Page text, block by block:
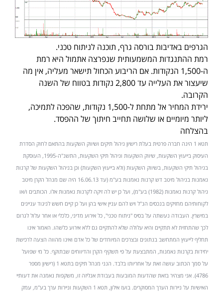
הגרפים באדיבות בורסה גרף, תוכנה לניתוח טכני.
רמת ההתנגדות המשמעותית שנפרצה אתמול היא רמת
ה-1,500 הנקודות. אם הריבוע הכחול תישאר מעליה, אין מה
שיעצור את העלייה עד 2,800 נקודות בטווח של השנה
הקרובה.
ירידת המחיר אל מתחת ל-1,500 נקודות, שהפכה לתמיכה,
ליותר מיומיים או שלושה תחייב חיתוך של ההפסד.
בהצלחה
תטא 1 הינה חברה פרטית בעלת רישיון ניהול תיקים ושיווק השקעות בהתאם לחוק הסדרת
העיסוק בייעוץ השקעות, שיווק השקעות וניהול תיקי השקעות, התשנ"ה-1995, העוסקת
בניהול תיקי השקעות, בשיווק השקעות (ולא בייעוץ השקעות) וכן בניהול השקעות של קרנות
נאמנות בניהול מיטב דש קרנות נאמנות בע"מ (עד 16.06.13 היה שם מנהל הקרן מיטב
ניהול קרנות נאמנות (1982) בע"מ), ועל כן יש לה זיקה לקרנות נאמנות אלו. הכותבים ו/או
לקוחותיהם מחזיקים בנכסים הנ"ל ויש להם עניין אישי בהן ועל כן קיים חשש לניגוד עניינים
במישרין. העבודה נעשתה על בסיס "ניתוח טכני", כל אירוע מדיני, כלכלי או אחר עלול לגרום
לכך שהתחזית לא תתקיים והיא עלולה שלא להתקיים גם ללא אירוע כלשהו. האמור אינו
תחליף לייעוץ המתחשב בנתונים ובצרכים המיוחדים של כל אדם ואינו מהווה הצעה לרכישת
יחידות בקרנות נאמנות, המתבצעת על פי תשקיף הקרן והדיווחים שבתוקף. כל מי שפועל
על סמך הכתוב עושה זאת על אחריותו בלבד. הנני מנהל תיקים בתטא 1 (רישיון מספר
4786). אני מצהיר בזאת שהדעות המובעות בעבודת אנליזה זו, משקפות נאמנה את דעותיי
האישיות על ניירות הערך המסוקרים. בועז אילון, תטא 1 השקעות וניירות ערך בע"מ, עמק